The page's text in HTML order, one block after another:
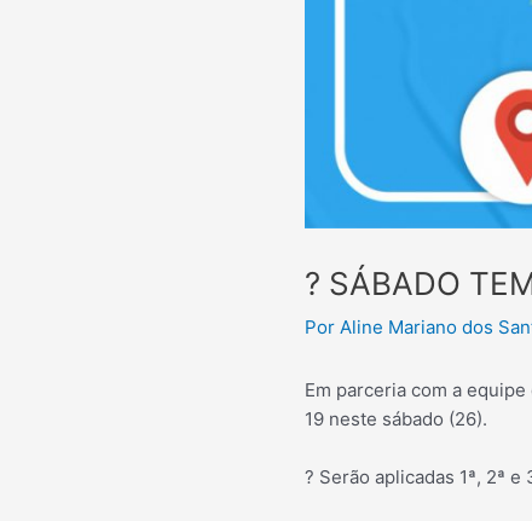
? SÁBADO
Por Aline Mariano dos
Em parceria com a
19 neste sábado (26).
? Serão aplicadas 1ª, 2ª